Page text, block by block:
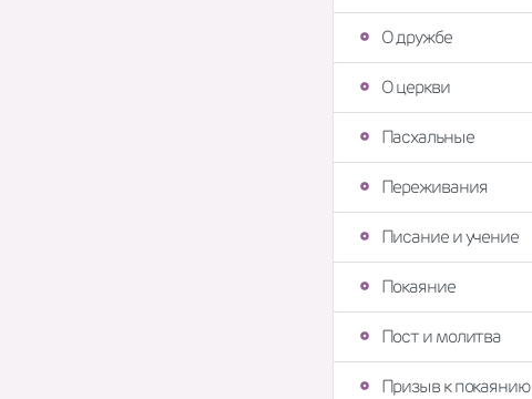
О дружбе
О церкви
Пасхальные
Переживания
Писание и учение
Покаяние
Пост и молитва
Призыв к покаянию